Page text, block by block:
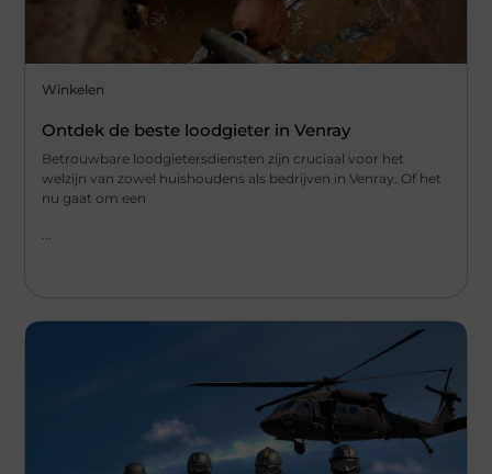
Winkelen
Ontdek de beste loodgieter in Venray
Betrouwbare loodgietersdiensten zijn cruciaal voor het
welzijn van zowel huishoudens als bedrijven in Venray. Of het
nu gaat om een